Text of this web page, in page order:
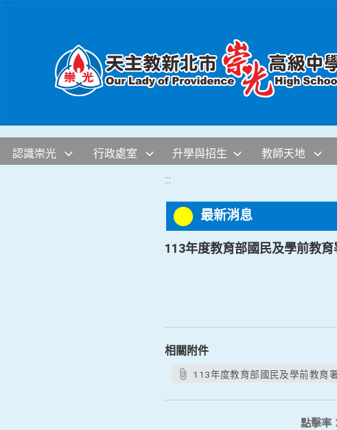
認識崇光 行政處室 升學與招生 教師天地
:::
最新消息
113年度教育部國民及學前教
相關附件
113年度教育部國民及學前教育
點擊率